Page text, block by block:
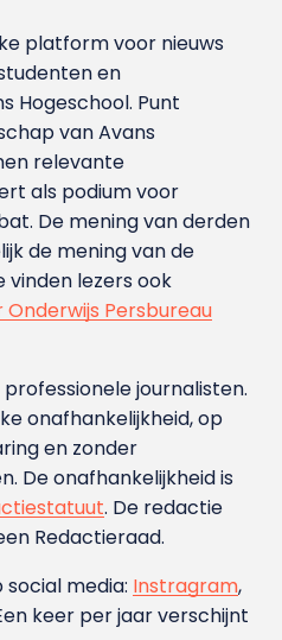
platform voor nieuws
en
Hoge­school. Punt
van Avans
relevante
als podium voor
De mening van derden
de mening van de
vinden lezers ook
Onderwijs Persbureau
journalisten.
onafhankelijkheid, op
en zonder
De onafhankelijkheid is
. De redactie
Redactieraad.
social media: Instragram,
keer per jaar verschijnt